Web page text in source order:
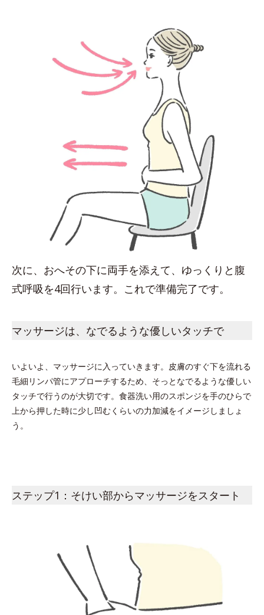
次に、おへその下に両手を添えて、ゆっくりと腹
式呼吸を4回行います。これで準備完了です。
マッサージは、なでるような優しいタッチで
いよいよ、マッサージに入っていきます。皮膚のすぐ下を流れる
毛細リンパ管にアプローチするため、そっとなでるような優しい
タッチで行うのが大切です。食器洗い用のスポンジを手のひらで
上から押した時に少し凹むくらいの力加減をイメージしましょ
う。
ステップ1：そけい部からマッサージをスタート